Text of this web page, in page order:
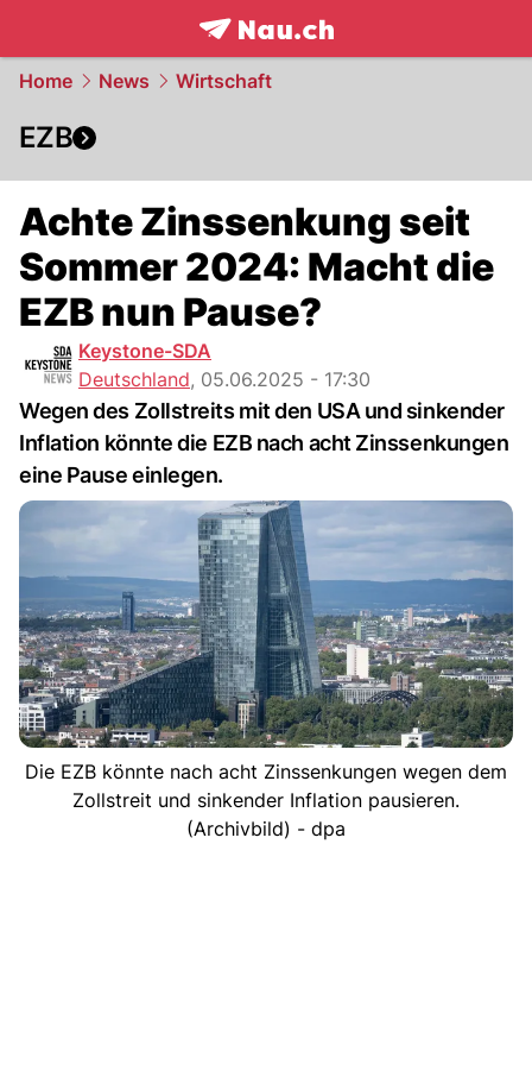
frontpage.NAU.ch
Home News Wirtschaft
EZB
Achte Zinssenkung seit
Sommer 2024: Macht die
EZB nun Pause?
Keystone-SDA
Deutschland, 05.06.2025 - 17:30
Wegen des Zollstreits mit den USA und sinkender
Inflation könnte die EZB nach acht Zinssenkungen
eine Pause einlegen.
Die EZB könnte nach acht Zinssenkungen wegen dem
Zollstreit und sinkender Inflation pausieren.
(Archivbild) - dpa